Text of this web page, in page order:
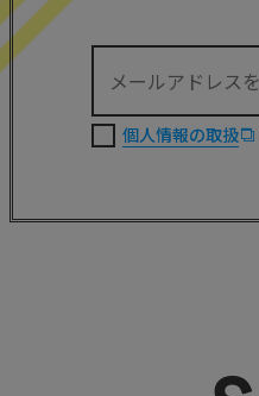
個人情報の取扱